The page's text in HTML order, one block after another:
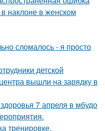
наклоне в женском
сломалось - я просто
детской
вышли на зарядку в
7 апреля в мбудо
тренировке.